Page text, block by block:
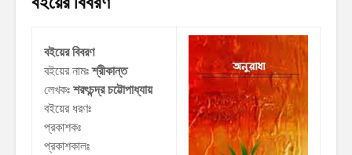
বইয়ের বিবরণ
বইয়ের নামঃশ্রীকান্ত
লেখকঃ শরৎচন্দ্র চট্টোপাধ্যায়
বইয়ের ধরণঃ
প্রকাশকঃ
প্রকাশকালঃ